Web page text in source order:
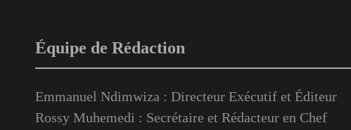
Équipe de Rédaction
Emmanuel Ndimwiza : Directeur Exécutif et Éditeur
Rossy Muhemedi : Secrétaire et Rédacteur en Chef